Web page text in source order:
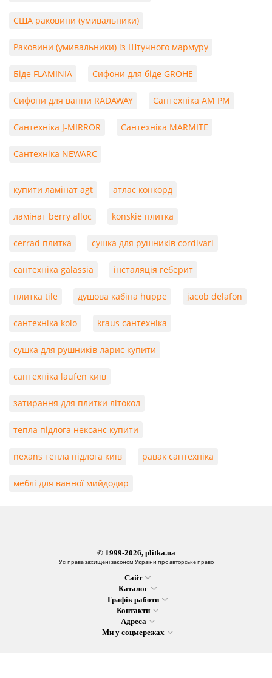
США раковини (умивальники)
Раковини (умивальники) із Штучного мармуру
Біде FLAMINIA Сифони для біде GROHE
Сифони для ванни RADAWAY Сантехніка AM PM
Сантехніка J-MIRROR Сантехніка MARMITE
Сантехніка NEWARC
купити ламінат agt атлас конкорд
ламінат berry alloc konskie плитка
cerrad плитка сушка для рушників cordivari
сантехніка galassia інсталяція геберит
плитка tile душова кабіна huppe jacob delafon
сантехніка kolo kraus сантехніка
сушка для рушників ларис купити
сантехніка laufen київ
затирання для плитки літокол
тепла підлога нексанс купити
nexans тепла підлога київ равак сантехніка
меблі для ванної мийдодир
© 1999-2026, plitka.ua
Усі права захищені законом України про авторське право
Сайт
Каталог
Графік работи
Контакти
Адреса
Ми у соцмережах